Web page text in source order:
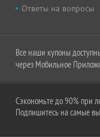
Ответы на вопросы
Все наши купоны
через Мобильное
Сэкономьте до 90% при
Подпишитесь на самые